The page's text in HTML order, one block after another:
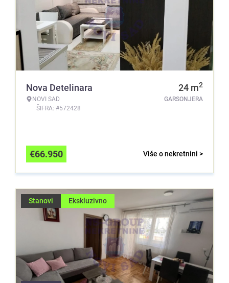
Nova Detelinara
NOVI SAD
ŠIFRA: #572428
24 m2
GARSONJERA
Više o nekretnini >
€66.950
Stanovi Ekskluzivno